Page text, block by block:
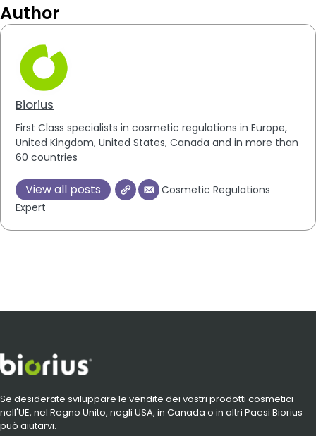
Author
Biorius
First Class specialists in cosmetic regulations in Europe,
United Kingdom, United States, Canada and in more than
60 countries
View all posts
Cosmetic Regulations
Expert
Se desiderate sviluppare le vendite dei vostri prodotti cosmetici
nell'UE, nel Regno Unito, negli USA, in Canada o in altri Paesi Biorius
può aiutarvi.